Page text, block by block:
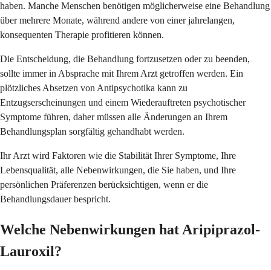
haben. Manche Menschen benötigen möglicherweise eine Behandlung
über mehrere Monate, während andere von einer jahrelangen,
konsequenten Therapie profitieren können.
Die Entscheidung, die Behandlung fortzusetzen oder zu beenden,
sollte immer in Absprache mit Ihrem Arzt getroffen werden. Ein
plötzliches Absetzen von Antipsychotika kann zu
Entzugserscheinungen und einem Wiederauftreten psychotischer
Symptome führen, daher müssen alle Änderungen an Ihrem
Behandlungsplan sorgfältig gehandhabt werden.
Ihr Arzt wird Faktoren wie die Stabilität Ihrer Symptome, Ihre
Lebensqualität, alle Nebenwirkungen, die Sie haben, und Ihre
persönlichen Präferenzen berücksichtigen, wenn er die
Behandlungsdauer bespricht.
Welche Nebenwirkungen hat Aripiprazol-
Lauroxil?